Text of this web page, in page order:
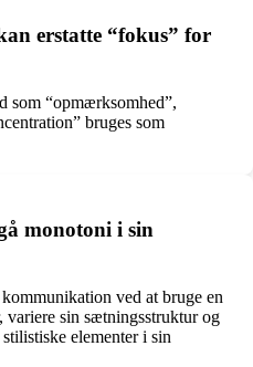
erstatte “fokus” for
som “opmærksomhed”,
bruges som
monotoni i sin
ved at bruge en
variere sin sætningsstruktur og
elementer i sin